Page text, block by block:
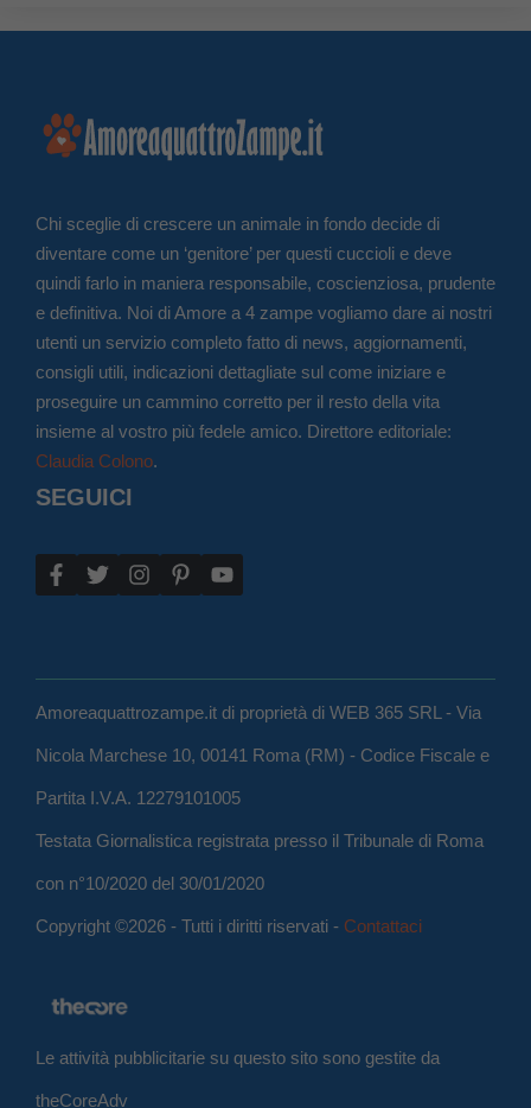
Chi sceglie di crescere un animale in fondo decide di
diventare come un ‘genitore’ per questi cuccioli e deve
quindi farlo in maniera responsabile, coscienziosa, prudente
e definitiva. Noi di Amore a 4 zampe vogliamo dare ai nostri
utenti un servizio completo fatto di news, aggiornamenti,
consigli utili, indicazioni dettagliate sul come iniziare e
proseguire un cammino corretto per il resto della vita
insieme al vostro più fedele amico. Direttore editoriale:
Claudia Colono.
SEGUICI
Amoreaquattrozampe.it di proprietà di WEB 365 SRL - Via
Nicola Marchese 10, 00141 Roma (RM) - Codice Fiscale e
Partita I.V.A. 12279101005
Testata Giornalistica registrata presso il Tribunale di Roma
con n°10/2020 del 30/01/2020
Copyright ©2026 - Tutti i diritti riservati - Contattaci
Le attività pubblicitarie su questo sito sono gestite da
theCoreAdv